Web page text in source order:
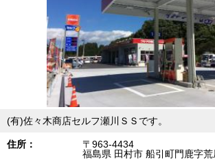
(有)佐々木商店セルフ瀬川ＳＳです。
住所：
〒963-4434
福島県 田村市 船引町門鹿字